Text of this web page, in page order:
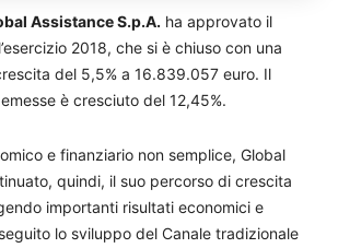
Assistance S.p.A. ha approvato il
2018, che si è chiuso con una
del 5,5% a 16.839.057 euro. Il
è cresciuto del 12,45%.
e finanziario non semplice, Global
quindi, il suo percorso di crescita
importanti risultati economici e
lo sviluppo del Canale tradizionale